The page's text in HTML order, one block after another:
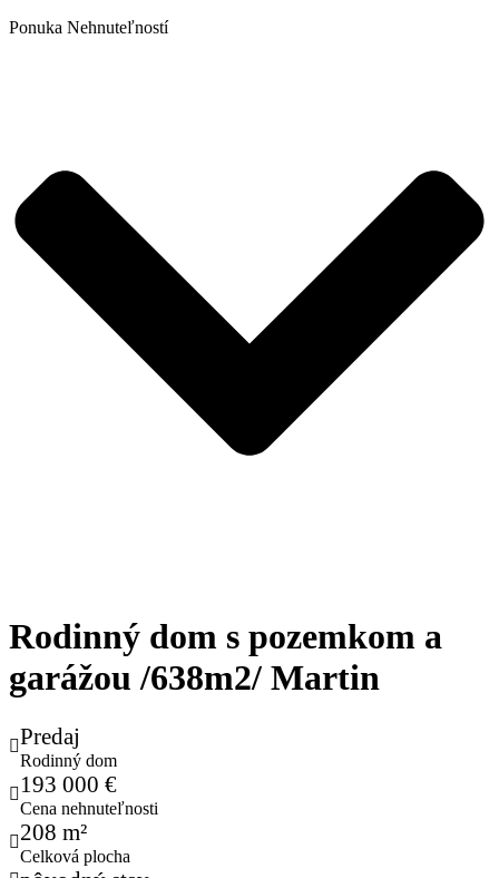
Ponuka Nehnuteľností
Rodinný dom s pozemkom a
garážou /638m2/ Martin
Predaj
Rodinný dom
193 000 €
Cena nehnuteľnosti
208 m²
Celková plocha